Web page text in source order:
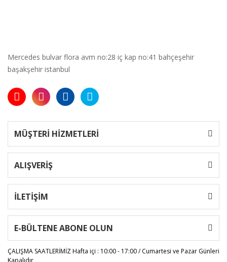
Mercedes bulvar flora avm no:28 iç kap no:41 bahçeşehir
başakşehir istanbul
MÜŞTERİ HİZMETLERİ
ALIŞVERİŞ
İLETİŞİM
E-BÜLTENE ABONE OLUN
ÇALIŞMA SAATLERİMİZHafta içi : 10:00 - 17:00 / Cumartesi ve Pazar Günleri
Kapalıdır